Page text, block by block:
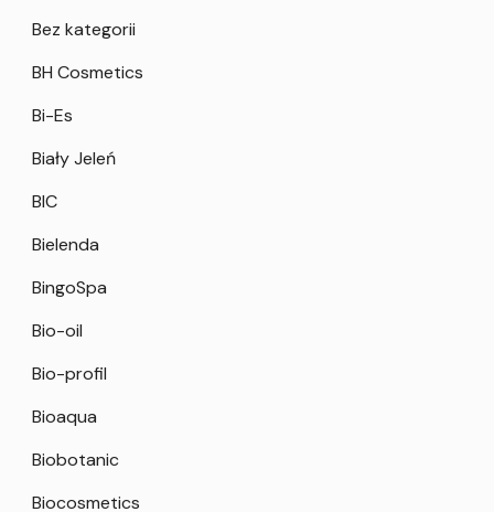
Bez kategorii
BH Cosmetics
Bi-Es
Biały Jeleń
BIC
Bielenda
BingoSpa
Bio-oil
Bio-profil
Bioaqua
Biobotanic
Biocosmetics